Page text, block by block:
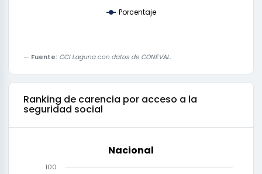
Porcentaje
Fuente: CCI Laguna con datos de CONEVAL.
Ranking de carencia por acceso a la
seguridad social
Nacional
100